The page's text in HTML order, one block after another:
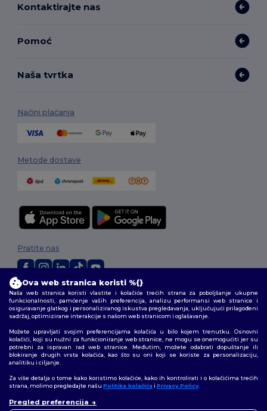
Kontaktirajte nas
Pomoć
Naša tvrtka
Načini plaćanja
Metode dostave
2026. Sva prava zadržana
Uvjeti i odredbe|Pravila o privatnosti|Politika kolačića |Mapa Sajta
Pratite nas
Ova web stranica koristi %{}
Naša web stranica koristi vlastite i kolačiće trećih strana za poboljšanje ukupne
funkcionalnosti, pamćenje vaših preferencija, analizu performansi web stranice i
osiguravanje glatkog i personaliziranog iskustva pregledavanja, uključujući prilagođeni
sadržaj, optimizirane interakcije s našom web stranicom i oglašavanje.
Možete upravljati svojim preferencijama kolačića u bilo kojem trenutku. Osnovni
kolačići, koji su nužni za funkcioniranje web stranice, ne mogu se onemogućiti jer su
potrebni za ispravan rad web stranice. Međutim, možete odabrati dopuštanje ili
blokiranje drugih vrsta kolačića, kao što su oni koji se koriste za personalizaciju,
analitiku i ciljanje.
Za više detalja o tome kako koristimo kolačiće, kako ih kontrolirati i o kolačićima trećih
strana, molimo pregledajte našu Politika kolačića i Privacy Policy.
Pregled preferencija